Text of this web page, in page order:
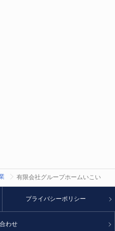
有限会社グループホームいこい
プライバシーポリシー
わせ